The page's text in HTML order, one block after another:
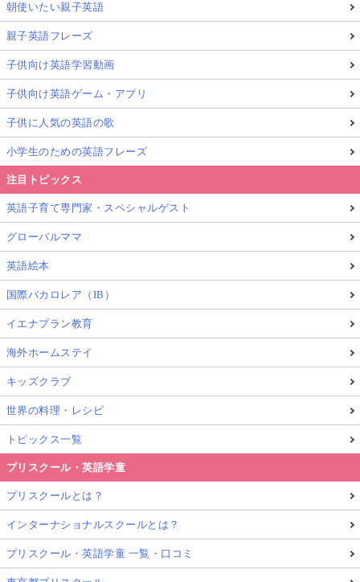
朝使いたい親子英語
親子英語フレーズ
子供向け英語学習動画
子供向け英語ゲーム・アプリ
子供に人気の英語の歌
小学生のための英語フレーズ
注目トピックス
英語子育て専門家・スペシャルゲスト
グローバルママ
英語絵本
国際バカロレア（IB）
イエナプラン教育
海外ホームステイ
キッズクラブ
世界の料理・レシピ
トピックス一覧
プリスクール・英語学童
プリスクールとは？
インターナショナルスクールとは？
プリスクール・英語学童 一覧・口コミ